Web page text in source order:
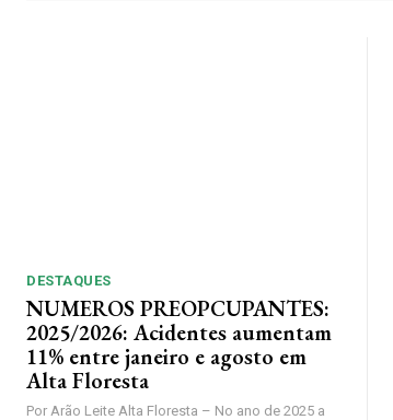
DESTAQUES
NUMEROS PREOPCUPANTES:
2025/2026: Acidentes aumentam
11% entre janeiro e agosto em
Alta Floresta
Por Arão Leite Alta Floresta – No ano de 2025 a